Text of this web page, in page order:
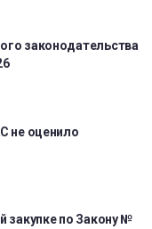
законодательства
не оценило
закупке по Закону №